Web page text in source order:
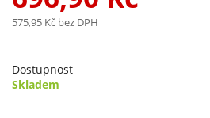
575,95 Kč bez DPH
Dostupnost
Skladem